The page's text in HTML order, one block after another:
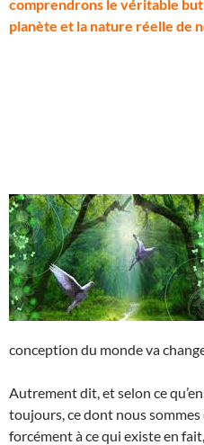
comprendrons le véritable
planète et la nature réelle de
conception du monde va
Autrement dit, et selon ce
toujours, ce dont nous
forcément à ce qui existe en